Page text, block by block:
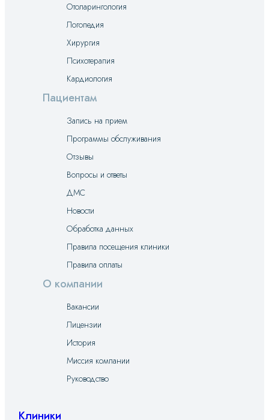
Отоларингология
Логопедия
Хирургия
Психотерапия
Кардиология
Пациентам
Запись на прием
Программы обслуживания
Отзывы
Вопросы и ответы
ДМС
Новости
Обработка данных
Правила посещения клиники
Правила оплаты
О компании
Вакансии
Лицензии
История
Миссия компании
Руководство
Клиники